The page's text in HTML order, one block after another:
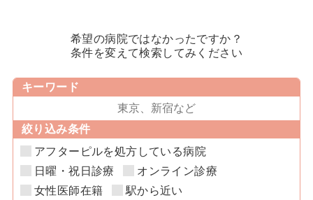
希望の病院ではなかったですか？
条件を変えて検索してみください
キーワード
絞り込み条件
アフターピルを処方している病院
日曜・祝日診療
オンライン診療
女性医師在籍
駅から近い